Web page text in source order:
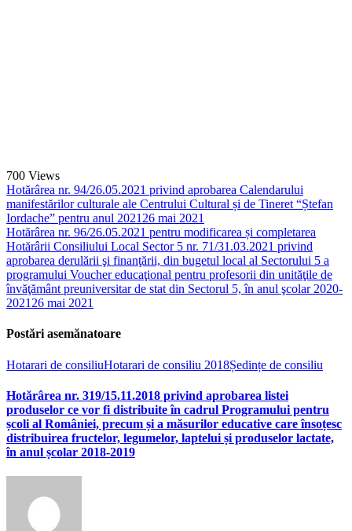
700 Views
Hotărârea nr. 94/26.05.2021 privind aprobarea Calendarului
manifestărilor culturale ale Centrului Cultural și de Tineret “Ștefan
Iordache” pentru anul 2021 26 mai 2021
Hotărârea nr. 96/26.05.2021 pentru modificarea și completarea
Hotărârii Consiliului Local Sector 5 nr. 71/31.03.2021 privind
aprobarea derulării şi finanţării, din bugetul local al Sectorului 5 a
programului Voucher educaţional pentru profesorii din unităţile de
învăţământ preuniversitar de stat din Sectorul 5, în anul şcolar 2020-
2021 26 mai 2021
Postări asemănatoare
Hotarari de consiliuHotarari de consiliu 2018Ședințe de consiliu
Hotărârea nr. 319/15.11.2018 privind aprobarea listei
produselor ce vor fi distribuite în cadrul Programului pentru
școli al României, precum și a măsurilor educative care însoțesc
distribuirea fructelor, legumelor, laptelui și produselor lactate,
în anul școlar 2018-2019